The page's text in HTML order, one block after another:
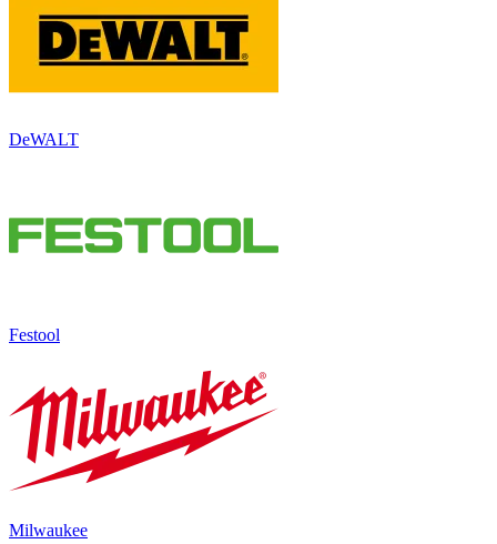
DeWALT
Festool
Milwaukee